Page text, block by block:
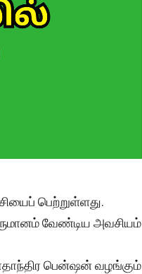
பெற்றுள்ளது.
வேண்டிய அவசியம்
பென்ஷன் வழங்கும்